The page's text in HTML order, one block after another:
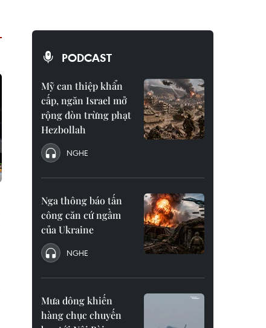
PODCAST
Mỹ can thiệp khẩn
cấp, ngăn Israel mở
rộng đòn trừng phạt
Hezbollah
NGHE
Nga thông báo tấn
công căn cứ ngầm
của Ukraine
NGHE
Mưa dông khiến
hàng chục chuyến